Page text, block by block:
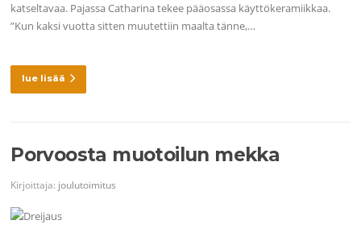
katseltavaa. Pajassa Catharina tekee pääosassa käyttökeramiikkaa.
”Kun kaksi vuotta sitten muutettiin maalta tänne,…
lue lisää
Porvoosta muotoilun mekka
Kirjoittaja: joulutoimitus